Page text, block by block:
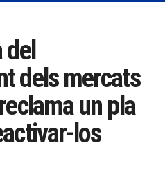
dels mercats
un pla
los